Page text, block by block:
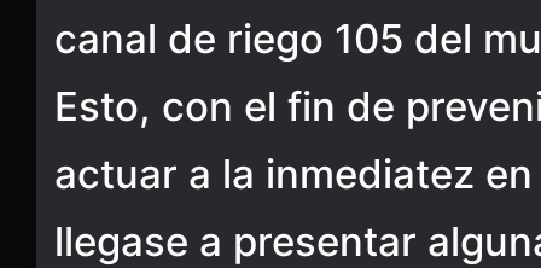
canal de riego 105 del
Esto, con el fin de
actuar a la inmediatez
llegase a presentar